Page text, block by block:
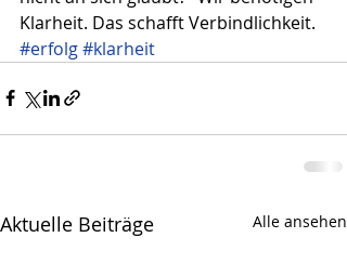
Klarheit. Das schafft Verbindlichkeit.
#erfolg#klarheit
Aktuelle Beiträge Alle ansehen